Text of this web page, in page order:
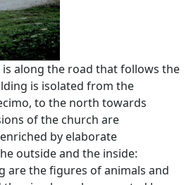
is along the road that follows the
is isolated from the
to the north towards
of the church are
by elaborate
outside and the inside:
are the figures of animals and